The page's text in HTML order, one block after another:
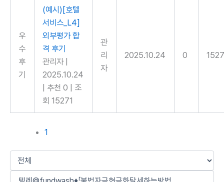
우
수
후
기
(예시)[호텔
서비스_L4]
외부평가 합
격 후기
관리자
2025.10.24
추천 0
조
회 15271
관
리
자
2025.10.24 0
1